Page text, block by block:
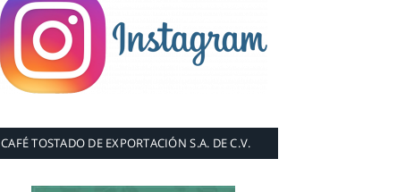
CAFÉ TOSTADO DE EXPORTACIÓN S.A. DE C.V.